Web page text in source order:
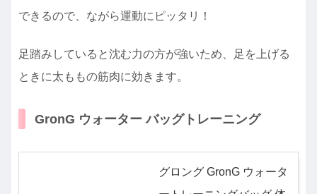
できるので、ながら運動にピッタリ！
足踏みしていると沈む力の方が強いため、足を上げる
ときに太ももの筋肉に効きます。
GronG ウォーター バッグトレーニング
グロング GronG ウォータ